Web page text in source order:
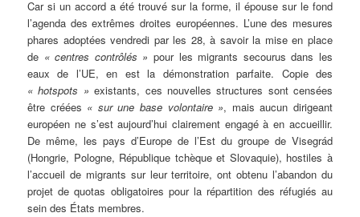
Car si un accord a été trouvé sur la forme, il épouse sur le fond
l’agenda des extrêmes droites européennes. L’une des mesures
phares adoptées vendredi par les 28, à savoir la mise en place
de « centres contrôlés » pour les migrants secourus dans les
eaux de l’UE, en est la démonstration parfaite. Copie des
« hotspots » existants, ces nouvelles structures sont censées
être créées « sur une base volontaire », mais aucun dirigeant
européen ne s’est aujourd’hui clairement engagé à en accueillir.
De même, les pays d’Europe de l’Est du groupe de Visegrád
(Hongrie, Pologne, République tchèque et Slovaquie), hostiles à
l’accueil de migrants sur leur territoire, ont obtenu l’abandon du
projet de quotas obligatoires pour la répartition des réfugiés au
sein des États membres.